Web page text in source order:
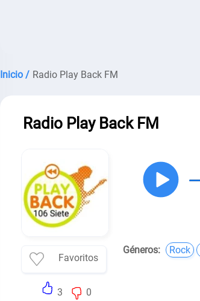
Inicio / Radio Play Back FM
Radio Play Back FM
Favoritos
3 0
Géneros: Rock